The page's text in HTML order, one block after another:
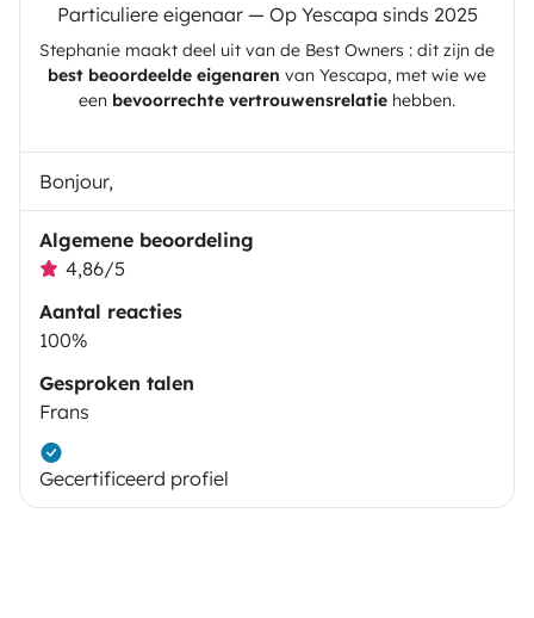
Particuliere eigenaar — Op Yescapa sinds 2025
Stephanie maakt deel uit van de Best Owners : dit zijn de
best beoordeelde eigenaren van Yescapa, met wie we
een bevoorrechte vertrouwensrelatie hebben.
Bonjour,
Algemene beoordeling
4,86/5
Aantal reacties
100%
Gesproken talen
Frans
Gecertificeerd profiel